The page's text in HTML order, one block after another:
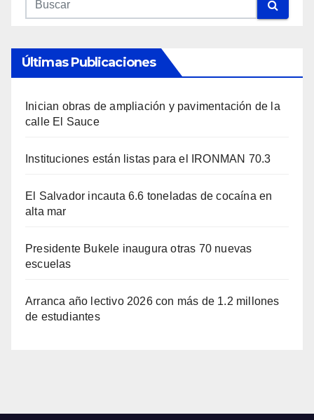
Últimas Publicaciones
Inician obras de ampliación y pavimentación de la
calle El Sauce
Instituciones están listas para el IRONMAN 70.3
El Salvador incauta 6.6 toneladas de cocaína en
alta mar
Presidente Bukele inaugura otras 70 nuevas
escuelas
Arranca año lectivo 2026 con más de 1.2 millones
de estudiantes